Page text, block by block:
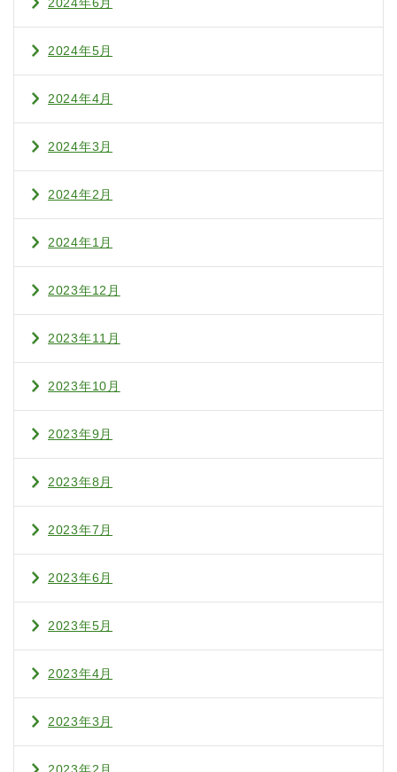
2024年5月
2024年4月
2024年3月
2024年2月
2024年1月
2023年12月
2023年11月
2023年10月
2023年9月
2023年8月
2023年7月
2023年6月
2023年5月
2023年4月
2023年3月